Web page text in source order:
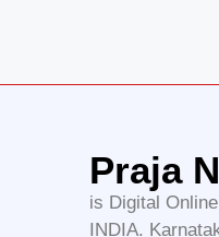
Praja
is Digital
INDIA.